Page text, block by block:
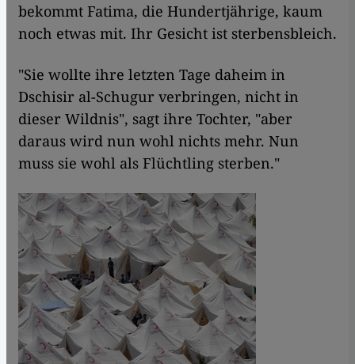
bekommt Fatima, die Hundertjährige, kaum
noch etwas mit. Ihr Gesicht ist sterbensbleich.
"Sie wollte ihre letzten Tage daheim in
Dschisir al-Schugur verbringen, nicht in
dieser Wildnis", sagt ihre Tochter, "aber
daraus wird nun wohl nichts mehr. Nun
muss sie wohl als Flüchtling sterben."